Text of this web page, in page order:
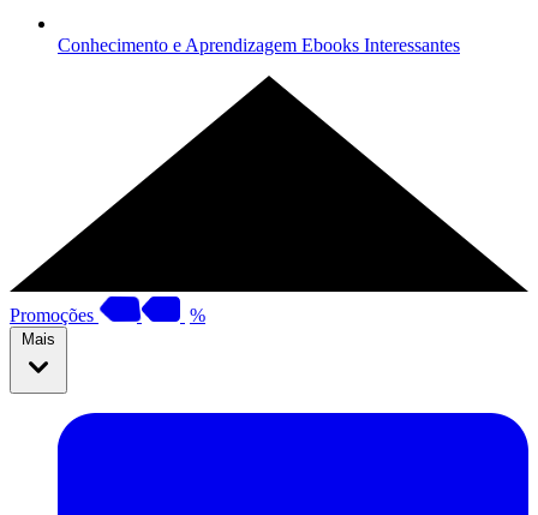
Conhecimento e Aprendizagem Ebooks Interessantes
Promoções %
Mais